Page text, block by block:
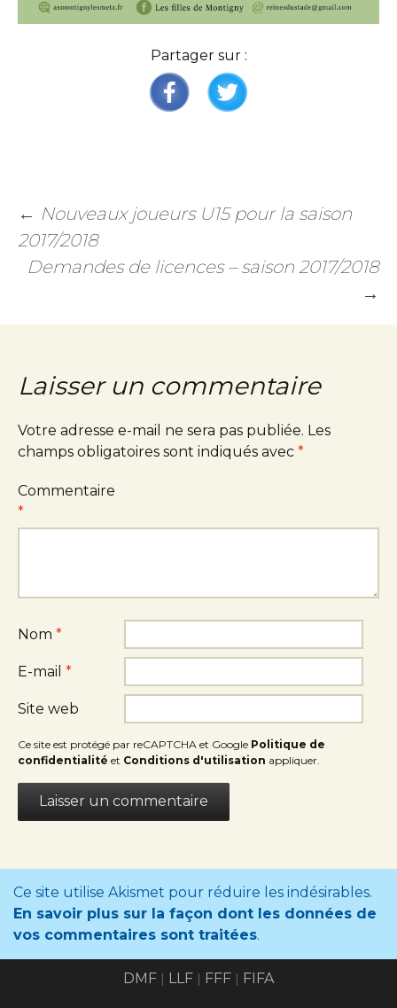
Partager sur :
← Nouveaux joueurs U15 pour la saison
2017/2018
Demandes de licences – saison 2017/2018
→
Laisser un commentaire
Votre adresse e-mail ne sera pas publiée. Les
champs obligatoires sont indiqués avec *
Commentaire
*
Nom *
E-mail *
Site web
Ce site est protégé par reCAPTCHA et Google Politique de
confidentialité et Conditions d'utilisation appliquer.
Ce site utilise Akismet pour réduire les indésirables.
En savoir plus sur la façon dont les données de
vos commentaires sont traitées.
DMF | LLF | FFF | FIFA